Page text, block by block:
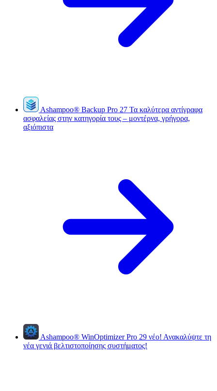
Ashampoo® Backup Pro 27 Τα καλύτερα αντίγραφα
ασφαλείας στην κατηγορία τους – μοντέρνα, γρήγορα,
αξιόπιστα
Ashampoo® WinOptimizer Pro 29 νέο! Ανακαλύψτε τη
νέα γενιά βελτιστοποίησης συστήματος!